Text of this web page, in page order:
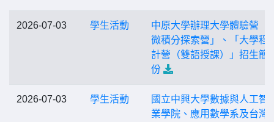
2026-07-03 學生活動
中原大學辦理大學體驗營「
微積分探索營」、「大學程
計營（雙語授課）」招生簡
份
2026-07-03 學生活動
國立中興大學數據與人工智
業學院、應用數學系及台灣